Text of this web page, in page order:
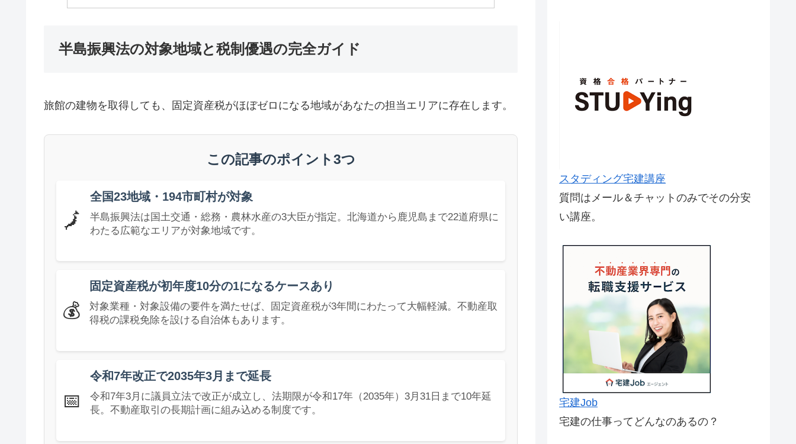
半島振興法の対象地域と税制優遇の完全ガイド
旅館の建物を取得しても、固定資産税がほぼゼロになる地域があなたの担当エリアに存在します。
この記事のポイント3つ
🗾
全国23地域・194市町村が対象
半島振興法は国土交通・総務・農林水産の3大臣が指定。北海道から鹿児島まで22道府県に
わたる広範なエリアが対象地域です。
💰
固定資産税が初年度10分の1になるケースあり
対象業種・対象設備の要件を満たせば、固定資産税が3年間にわたって大幅軽減。不動産取
得税の課税免除を設ける自治体もあります。
📅
令和7年改正で2035年3月まで延長
令和7年3月に議員立法で改正が成立し、法期限が令和17年（2035年）3月31日まで10年延
長。不動産取引の長期計画に組み込める制度です。
スタディング宅建講座
質問はメール＆チャットのみでその分安
い講座。
宅建Job
宅建の仕事ってどんなのあるの？